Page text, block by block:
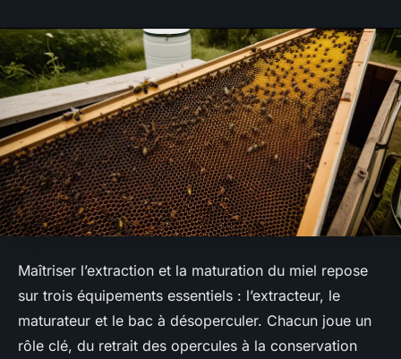
Maîtriser l’extraction et la maturation du miel repose
sur trois équipements essentiels : l’extracteur, le
maturateur et le bac à désoperculer. Chacun joue un
rôle clé, du retrait des opercules à la conservation